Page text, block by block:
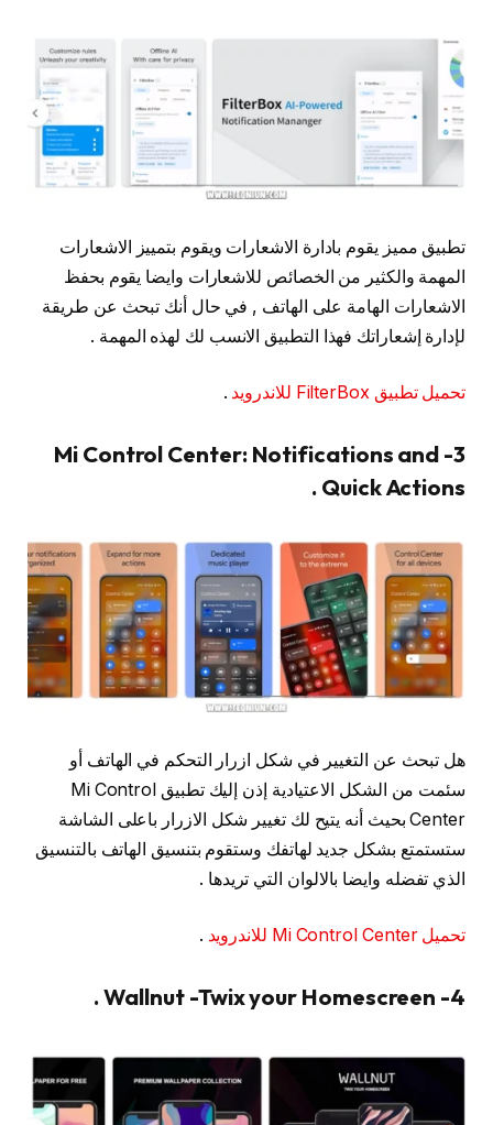
تطبيق مميز يقوم بادارة الاشعارات ويقوم بتمييز الاشعارات
المهمة والكثير من الخصائص للاشعارات وايضا يقوم بحفظ
الاشعارات الهامة على الهاتف , في حال أنك تبحث عن طريقة
لإدارة إشعاراتك فهذا التطبيق الانسب لك لهذه المهمة .
تحميل تطبيق FilterBox للاندرويد .
3- Mi Control Center: Notifications and
Quick Actions .
هل تبحث عن التغيير في شكل ازرار التحكم في الهاتف أو
سئمت من الشكل الاعتيادية إذن إليك تطبيق Mi Control
Center بحيث أنه يتيح لك تغيير شكل الازرار باعلى الشاشة
ستستمتع بشكل جديد لهاتفك وستقوم بتنسيق الهاتف بالتنسيق
الذي تفضله وايضا بالالوان التي تريدها .
تحميل Mi Control Center للاندرويد .
4- Wallnut -Twix your Homescreen .